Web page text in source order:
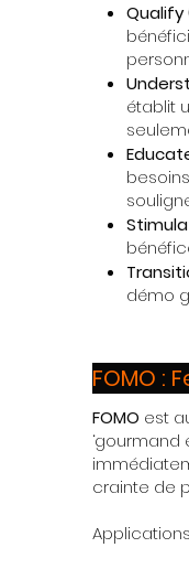
Qualify
établit
démo
FOMO :
FOMO est
crainte de